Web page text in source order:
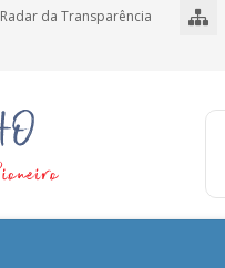
Radar da Transparência